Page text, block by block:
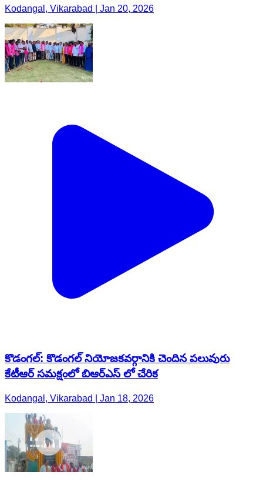
Kodangal, Vikarabad | Jan 20, 2026
కొడంగల్: కొడంగల్ నియోజకవర్గానికి చెందిన పలువురు
కేటీఆర్ సమక్షంలో బిఆర్ఎస్ లో చేరిక
Kodangal, Vikarabad | Jan 18, 2026